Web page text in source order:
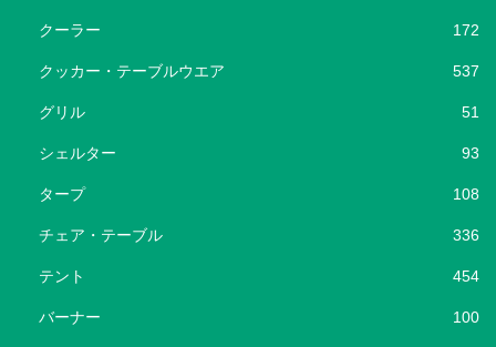
クーラー 172
クッカー・テーブルウエア 537
グリル 51
シェルター 93
タープ 108
チェア・テーブル 336
テント 454
バーナー 100